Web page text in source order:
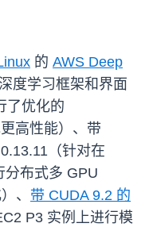
的 AWS Deep
度学习框架和界面
了优化的
高性能）、带
（针对在
分布式多 GPU
、 带 CUDA 9.2 的
P3 实例上进行模